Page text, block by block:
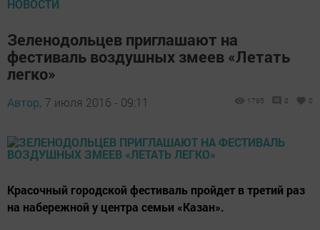
НОВОСТИ
Зеленодольцев приглашают на
фестиваль воздушных змеев «Летать
легко»
Автор, 7 июля 2016 - 09:11 1795 0 0
Красочный городской фестиваль пройдет в третий раз
на набережной у центра семьи «Казан».